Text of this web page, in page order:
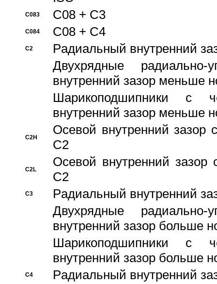
C083 C08 + C3
C084 C08 + C4
C2
Pадиальный внутренний
Двухрядные радиально-
внутренний зазор меньше
Шарикоподшипники с
внутренний зазор меньше
C2H
Осевой внутренний зазор
C2
C2L
Осевой внутренний зазор
C2
C3
Pадиальный внутренний
Двухрядные радиально-
внутренний зазор больше
Шарикоподшипники с
внутренний зазор больше
C4
Pадиальный внутренний